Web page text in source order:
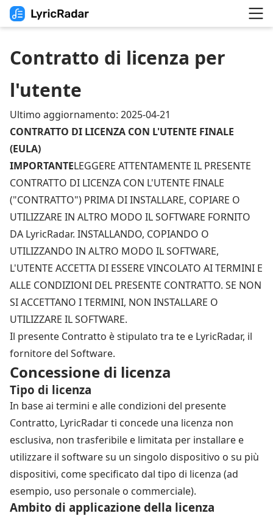
Contratto di licenza per
l'utente
Ultimo aggiornamento: 2025-04-21
CONTRATTO DI LICENZA CON L'UTENTE FINALE
(EULA)
IMPORTANTELEGGERE ATTENTAMENTE IL PRESENTE
CONTRATTO DI LICENZA CON L'UTENTE FINALE
("CONTRATTO") PRIMA DI INSTALLARE, COPIARE O
UTILIZZARE IN ALTRO MODO IL SOFTWARE FORNITO
DA LyricRadar. INSTALLANDO, COPIANDO O
UTILIZZANDO IN ALTRO MODO IL SOFTWARE,
L'UTENTE ACCETTA DI ESSERE VINCOLATO AI TERMINI E
ALLE CONDIZIONI DEL PRESENTE CONTRATTO. SE NON
SI ACCETTANO I TERMINI, NON INSTALLARE O
UTILIZZARE IL SOFTWARE.
Il presente Contratto è stipulato tra te e LyricRadar, il
fornitore del Software.
Concessione di licenza
Tipo di licenza
In base ai termini e alle condizioni del presente
Contratto, LyricRadar ti concede una licenza non
esclusiva, non trasferibile e limitata per installare e
utilizzare il software su un singolo dispositivo o su più
dispositivi, come specificato dal tipo di licenza (ad
esempio, uso personale o commerciale).
Ambito di applicazione della licenza